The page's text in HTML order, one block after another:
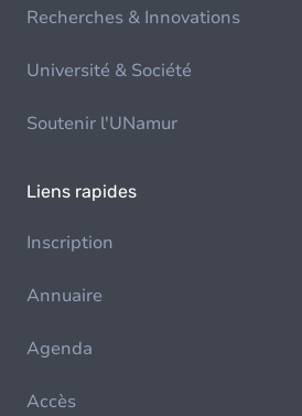
Recherches & Innovations
Université & Société
Soutenir l'UNamur
Liens rapides
Inscription
Annuaire
Agenda
Accès